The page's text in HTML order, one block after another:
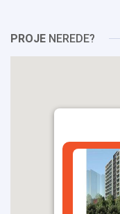
PROJE NEREDE?